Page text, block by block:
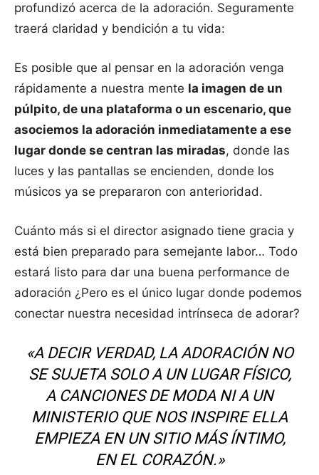
profundizó acerca de la adoración. Seguramente
traerá claridad y bendición a tu vida:
Es posible que al pensar en la adoración venga
rápidamente a nuestra mente la imagen de un
púlpito, de una plataforma o un escenario, que
asociemos la adoración inmediatamente a ese
lugar donde se centran las miradas, donde las
luces y las pantallas se encienden, donde los
músicos ya se prepararon con anterioridad.
Cuánto más si el director asignado tiene gracia y
está bien preparado para semejante labor… Todo
estará listo para dar una buena performance de
adoración ¿Pero es el único lugar donde podemos
conectar nuestra necesidad intrínseca de adorar?
«A DECIR VERDAD, LA ADORACIÓN NO
SE SUJETA SOLO A UN LUGAR FÍSICO,
A CANCIONES DE MODA NI A UN
MINISTERIO QUE NOS INSPIRE ELLA
EMPIEZA EN UN SITIO MÁS ÍNTIMO,
EN EL CORAZÓN.»